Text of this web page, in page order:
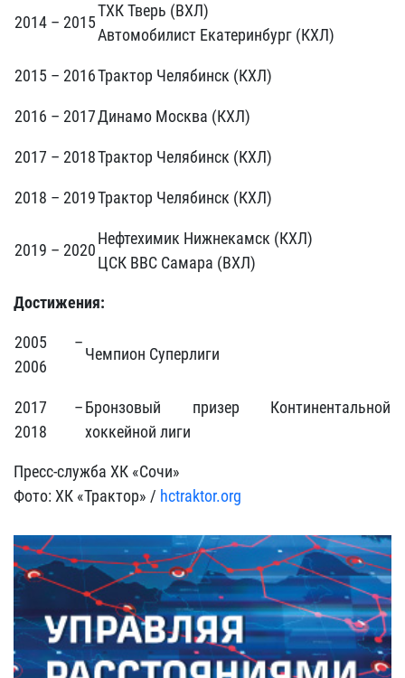
2014 – 2015
ТХК Тверь (ВХЛ)
Автомобилист Екатеринбург (КХЛ)
2015 – 2016Трактор Челябинск (КХЛ)
2016 – 2017Динамо Москва (КХЛ)
2017 – 2018Трактор Челябинск (КХЛ)
2018 – 2019Трактор Челябинск (КХЛ)
2019 – 2020
Нефтехимик Нижнекамск (КХЛ)
ЦСК ВВС Самара (ВХЛ)
Достижения:
2005 –
2006
Чемпион Суперлиги
2017 –
2018
Бронзовый призер Континентальной
хоккейной лиги
Пресс-служба ХК «Сочи»
Фото: ХК «Трактор» / hctraktor.org